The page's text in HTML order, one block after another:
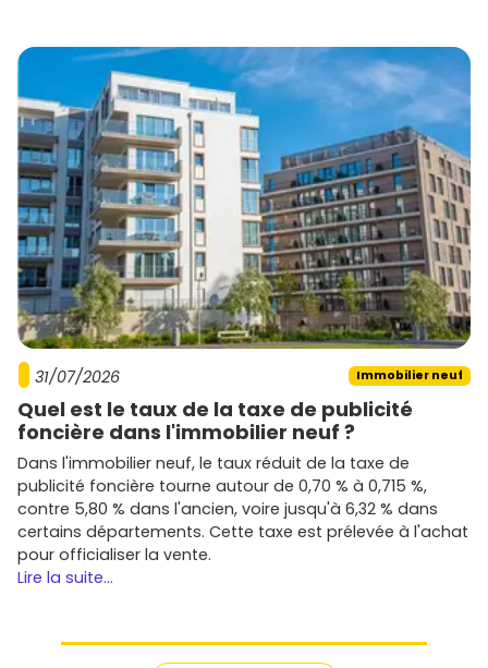
31/07/2026 Immobilier neuf
Quel est le taux de la taxe de publicité
foncière dans l'immobilier neuf ?
Dans l'immobilier neuf, le taux réduit de la taxe de
publicité foncière tourne autour de 0,70 % à 0,715 %,
contre 5,80 % dans l'ancien, voire jusqu'à 6,32 % dans
certains départements. Cette taxe est prélevée à l'achat
pour officialiser la vente.
Lire la suite...